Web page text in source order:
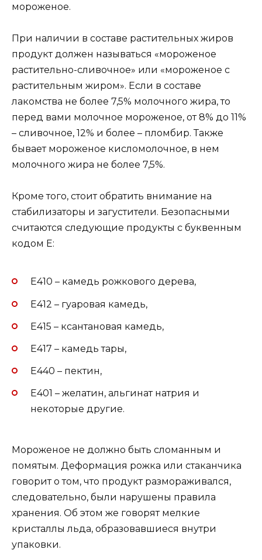
мороженое.
При наличии в составе растительных жиров
продукт должен называться «мороженое
растительно-сливочное» или «мороженое с
растительным жиром». Если в составе
лакомства не более 7,5% молочного жира, то
перед вами молочное мороженое, от 8% до 11%
– сливочное, 12% и более – пломбир. Также
бывает мороженое кисломолочное, в нем
молочного жира не более 7,5%.
Кроме того, стоит обратить внимание на
стабилизаторы и загустители. Безопасными
считаются следующие продукты с буквенным
кодом Е:
Е410 – камедь рожкового дерева,
Е412 – гуаровая камедь,
Е415 – ксантановая камедь,
Е417 – камедь тары,
Е440 – пектин,
Е401 – желатин, альгинат натрия и
некоторые другие.
Мороженое не должно быть сломанным и
помятым. Деформация рожка или стаканчика
говорит о том, что продукт размораживался,
следовательно, были нарушены правила
хранения. Об этом же говорят мелкие
кристаллы льда, образовавшиеся внутри
упаковки.